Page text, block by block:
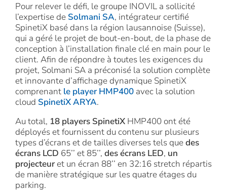
Pour relever le défi, le groupe INOVIL a sollicité
l’expertise de Solmani SA, intégrateur certifié
SpinetiX basé dans la région lausannoise (Suisse),
qui a géré le projet de bout-en-bout, de la phase de
conception à l’installation finale clé en main pour le
client. Afin de répondre à toutes les exigences du
projet, Solmani SA a préconisé la solution complète
et innovante d’affichage dynamique SpinetiX
comprenant le player HMP400 avec la solution
cloud SpinetiX ARYA.
Au total, 18 players SpinetiX HMP400 ont été
déployés et fournissent du contenu sur plusieurs
types d’écrans et de tailles diverses tels quedes
écrans LCD 65’’ et 85’’, des écrans LED, un
projecteuret un écran 88’’ en 32:16 stretch répartis
de manière stratégique sur les quatre étages du
parking.